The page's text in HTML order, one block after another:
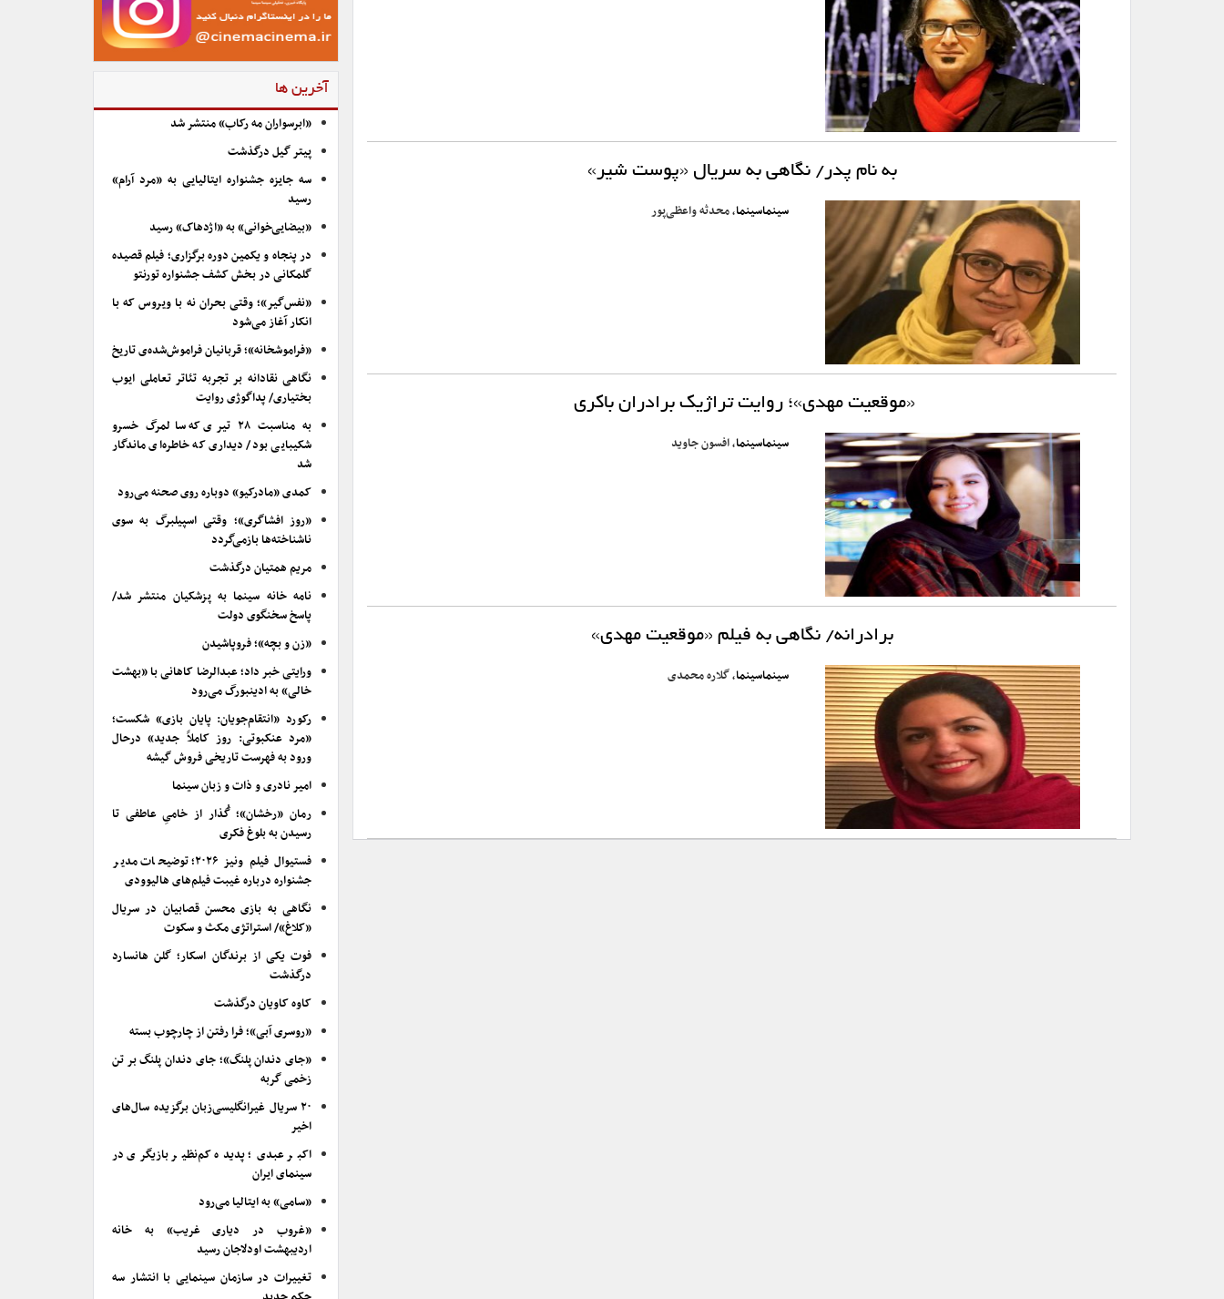
به نام پدر/ نگاهی به سریال «پوست شیر»
سینماسینما، محدثه واعظی‌پور
«موقعیت مهدی»؛ روایت تراژیک برادران باکری
سینماسینما، افسون جاوید
برادرانه/ نگاهی به فیلم «موقعیت مهدی»
سینماسینما، گلاره محمدی
آخرین ها
«ابرسواران مه رکاب» منتشر شد
پیتر گیل درگذشت
سه جایزه جشنواره ایتالیایی به «مرد آرام»
رسید
«بیضایی‌خوانی» به «اژدهاک» رسید
در پنجاه و یکمین دوره برگزاری؛ فیلم قصیده
گلمکانی در بخش کشف جشنواره تورنتو
«نفس‌گیر»؛ وقتی بحران نه با ویروس که با
انکار آغاز می‌شود
«فراموشخانه»؛ قربانیان فراموش‌شده‌ی تاریخ
نگاهی نقادانه بر تجربه تئاتر تعاملی ایوب
بختیاری/ پداگوژی روایت
به مناسبت ۲۸ تیری که سالمرگ خسرو
شکیبایی بود/ دیداری که خاطره‌ای ماندگار
شد
کمدی «مادرکیو» دوباره روی صحنه می‌رود
«روز افشاگری»؛ وقتی اسپیلبرگ به سوی
ناشناخته‌ها بازمی‌گردد
مریم همتیان درگذشت
نامه خانه سینما به پزشکیان منتشر شد/
پاسخ سخنگوی دولت
«زن و بچه»؛ فروپاشیدن
ورایتی خبر داد؛ عبدالرضا کاهانی با «بهشت
خالی» به ادینبورگ می‌رود
رکورد «انتقام‌جویان: پایان بازی» شکست؛
«مرد عنکبوتی: روز کاملاً جدید» درحال
ورود به فهرست تاریخی فروش گیشه
امیر نادری و ذات و زبان سینما
رمان «رخشان»؛ گُذار از خامیِ عاطفی تا
رسیدن به بلوغ فکری
فستیوال فیلم ونیز ۲۰۲۶؛ توضیحات مدیر
جشنواره درباره غیبت فیلم‌های هالیوودی
نگاهی به بازی محسن قصابیان در سریال
«کلاغ»/ استراتژی مکث و سکوت
فوت یکی از برندگان اسکار؛ گلن هانسارد
درگذشت
کاوه کاویان درگذشت
«روسری آبی»؛ فرا رفتن از چارچوب بسته
«جای دندان پلنگ»؛ جای دندان پلنگ بر تن
زخمی گربه
۲۰ سریال غیرانگلیسی‌زبان برگزیده سال‌های
اخیر
اکبر عبدی؛ پدیده کم‌نظیر بازیگری در
سینمای ایران
«سامی» به ایتالیا می‌رود
«غروب در دیاری غریب» به خانه
اردیبهشت اودلاجان رسید
تغییرات در سازمان سینمایی با انتشار سه